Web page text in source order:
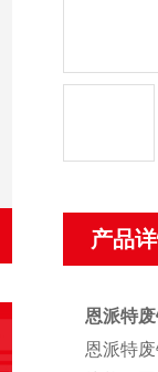
产品
恩派特
恩派特